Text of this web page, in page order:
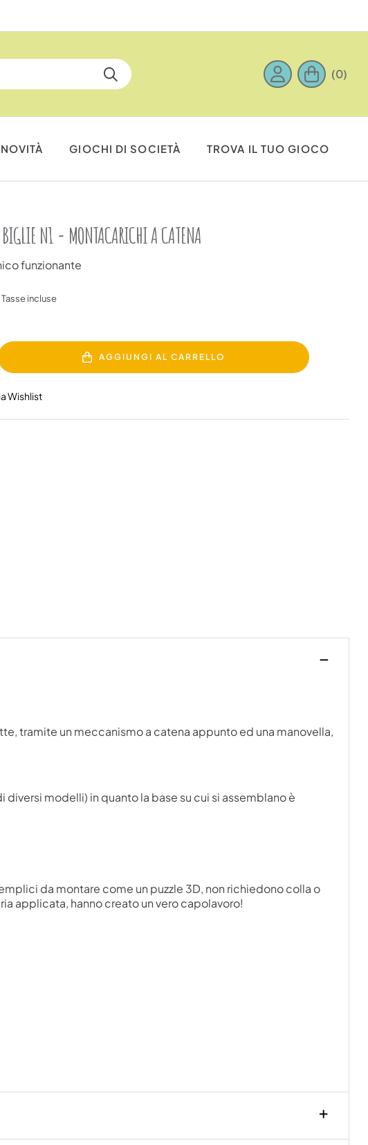
(0)
NOVITÀ GIOCHI DI SOCIETÀ TROVA IL TUO GIOCO
N1 - MONTACARICHI A CATENA
funzionante
Tasse incluse
AGGIUNGI AL CARRELLO
Wishlist
tramite un meccanismo a catena appunto ed una manovella,
modelli) in quanto la base su cui si assemblano è
da montare come un puzzle 3D, non richiedono colla o
applicata, hanno creato un vero capolavoro!